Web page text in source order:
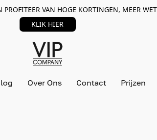
VAN HOGE KORTINGEN, MEER
KLIK HIER
Over Ons Contact Prijzen